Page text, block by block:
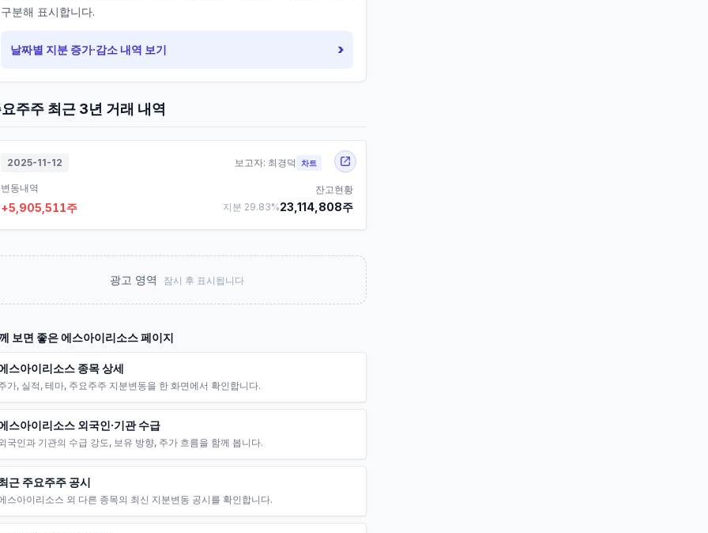
구분해 표시합니다.
날짜별 지분 증가·감소 내역 보기 ›
주주 최근 3년 거래 내역
2025-11-12 보고자: 최경덕 차트
변동내역
+5,905,511주
잔고현황
지분 29.83%23,114,808주
광고 영역 잠시 후 표시됩니다
보면 좋은에스아이리소스페이지
스아이리소스 종목 상세
가, 실적, 테마, 주요주주 지분변동을 한 화면에서 확인합니다.
스아이리소스 외국인·기관 수급
국인과 기관의 수급 강도, 보유 방향, 주가 흐름을 함께 봅니다.
근 주요주주 공시
스아이리소스 외 다른 종목의 최신 지분변동 공시를 확인합니다.